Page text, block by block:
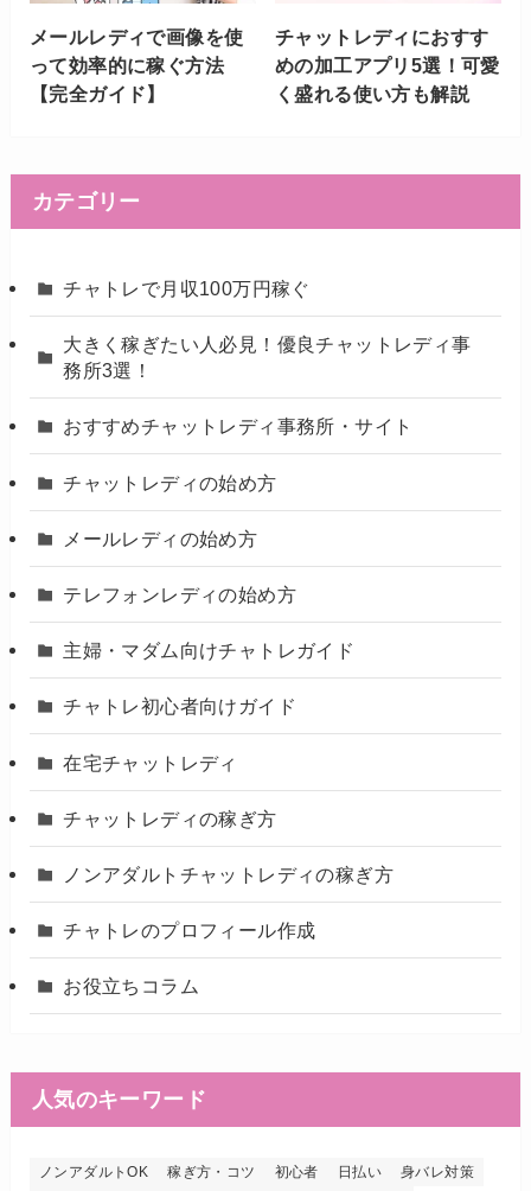
メールレディで画像を使
って効率的に稼ぐ方法
【完全ガイド】
チャットレディにおすす
めの加工アプリ5選！可愛
く盛れる使い方も解説
カテゴリー
チャトレで月収100万円稼ぐ
大きく稼ぎたい人必見！優良チャットレディ事
務所3選！
おすすめチャットレディ事務所・サイト
チャットレディの始め方
メールレディの始め方
テレフォンレディの始め方
主婦・マダム向けチャトレガイド
チャトレ初心者向けガイド
在宅チャットレディ
チャットレディの稼ぎ方
ノンアダルトチャットレディの稼ぎ方
チャトレのプロフィール作成
お役立ちコラム
人気のキーワード
ノンアダルトOK 稼ぎ方・コツ 初心者 日払い
身バレ対策